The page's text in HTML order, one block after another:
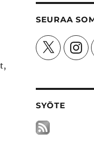
SEURAA
X
SYÖTE